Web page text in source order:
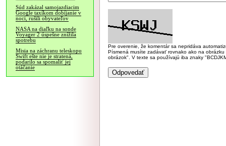
Súd zakázal samojazdiacim
Google taxíkom dobíjanie v
noci, rušili obyvateľov
NASA na diaľku na sonde
Voyager 2 úspešne znížila
spotrebu
Misia na záchranu teleskopu
Swift ešte nie je stratená,
podarilo sa spomaliť jej
otáčanie
Pre overenie, že komentár sa nepridáva
Písmená musíte zadávať rovnako ako na
obrázok". V texte sa používajú iba znaky